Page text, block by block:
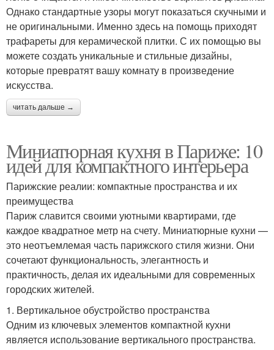
Однако стандартные узоры могут показаться скучными и
не оригинальными. Именно здесь на помощь приходят
трафареты для керамической плитки. С их помощью вы
можете создать уникальные и стильные дизайны,
которые превратят вашу комнату в произведение
искусства.
читать дальше →
Миниатюрная кухня в Париже: 10
идей для компактного интерьера
Парижские реалии: компактные пространства и их
преимущества
Париж славится своими уютными квартирами, где
каждое квадратное метр на счету. Миниатюрные кухни —
это неотъемлемая часть парижского стиля жизни. Они
сочетают функциональность, элегантность и
практичность, делая их идеальными для современных
городских жителей.
1. Вертикальное обустройство пространства
Одним из ключевых элементов компактной кухни
является использование вертикального пространства.